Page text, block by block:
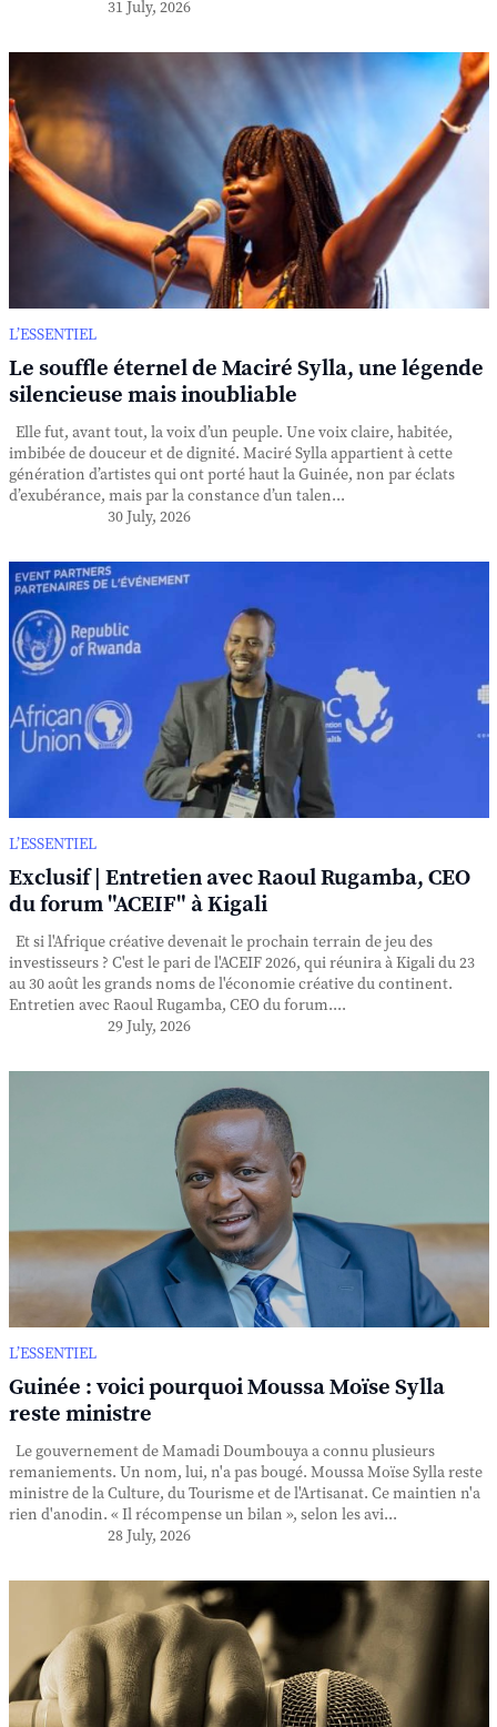
31 July, 2026
L’ESSENTIEL
Le souffle éternel de Maciré Sylla, une légende
silencieuse mais inoubliable
Elle fut, avant tout, la voix d’un peuple. Une voix claire, habitée,
imbibée de douceur et de dignité. Maciré Sylla appartient à cette
génération d’artistes qui ont porté haut la Guinée, non par éclats
d’exubérance, mais par la constance d’un talen...
30 July, 2026
L’ESSENTIEL
Exclusif | Entretien avec Raoul Rugamba, CEO
du forum "ACEIF" à Kigali
Et si l'Afrique créative devenait le prochain terrain de jeu des
investisseurs ? C'est le pari de l'ACEIF 2026, qui réunira à Kigali du 23
au 30 août les grands noms de l'économie créative du continent.
Entretien avec Raoul Rugamba, CEO du forum....
29 July, 2026
L’ESSENTIEL
Guinée : voici pourquoi Moussa Moïse Sylla
reste ministre
Le gouvernement de Mamadi Doumbouya a connu plusieurs
remaniements. Un nom, lui, n'a pas bougé. Moussa Moïse Sylla reste
ministre de la Culture, du Tourisme et de l'Artisanat. Ce maintien n'a
rien d'anodin. « Il récompense un bilan », selon les avi...
28 July, 2026